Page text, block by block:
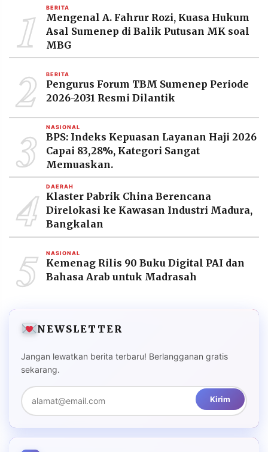
PRAMUDITA
2026
PT.
MEDIA
PRAMUDITA
1 BERITA
Mengenal A. Fahrur Rozi, Kuasa Hukum
Asal Sumenep di Balik Putusan MK soal
MBG
2 BERITA
Pengurus Forum TBM Sumenep Periode
2026-2031 Resmi Dilantik
3 NASIONAL
BPS: Indeks Kepuasan Layanan Haji 2026
Capai 83,28%, Kategori Sangat
Memuaskan.
4 DAERAH
Klaster Pabrik China Berencana
Direlokasi ke Kawasan Industri Madura,
Bangkalan
5 NASIONAL
Kemenag Rilis 90 Buku Digital PAI dan
Bahasa Arab untuk Madrasah
NEWSLETTER
Jangan lewatkan berita terbaru! Berlangganan gratis
sekarang.
Kirim